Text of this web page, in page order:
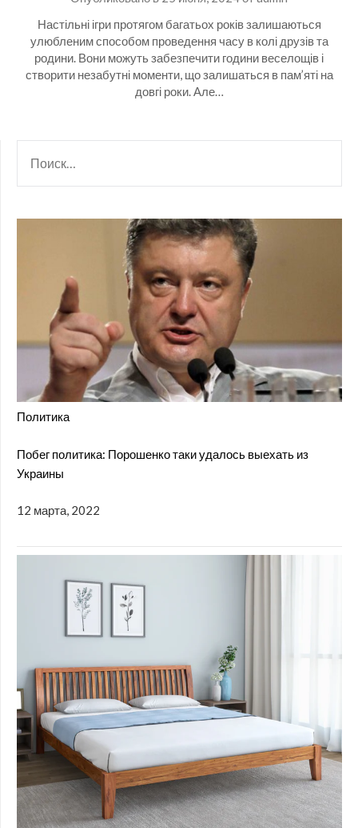
Настільні ігри протягом багатьох років залишаються
улюбленим способом проведення часу в колі друзів та
родини. Вони можуть забезпечити години веселощів і
створити незабутні моменти, що залишаться в пам’яті на
довгі роки. Але…
Политика
Побег политика: Порошенко таки удалось выехать из
Украины
12 марта, 2022